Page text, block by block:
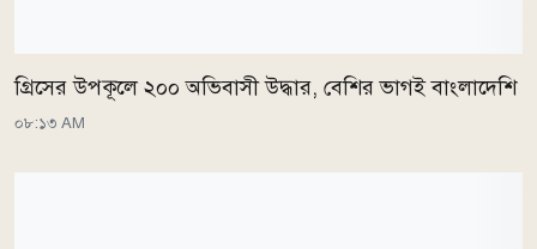
গ্রিসের উপকূলে ২০০ অভিবাসী উদ্ধার, বেশির ভাগই বাংলাদেশি
০৮:১৩ AM